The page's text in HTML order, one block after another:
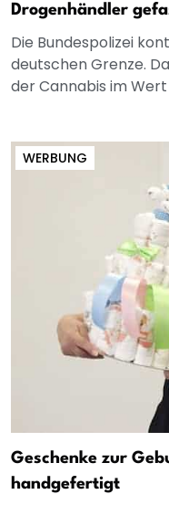
Drogenhändler
Die Bundespolizei
deutschen Grenze.
der Cannabis im Wert
WERBUNG
Geschenke zur
handgefertigt